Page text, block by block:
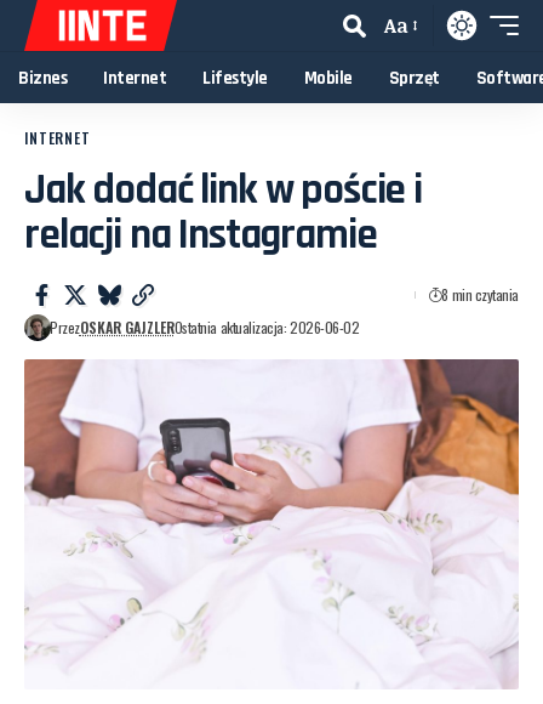
Aa
Biznes Internet Lifestyle Mobile Sprzęt
INTERNET
Jak dodać link w poście i
relacji na Instagramie
PrzezOSKAR GAJZLEROstatnia aktualizacja: 2026-06-02
8 min czytania